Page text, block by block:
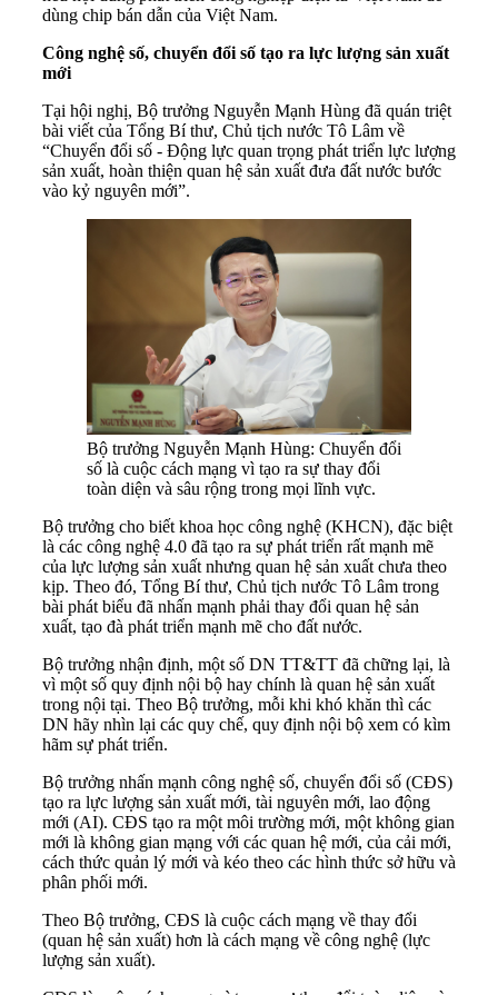
dùng chip bán dẫn của Việt Nam.
Công nghệ số, chuyển đổi số tạo ra lực lượng sản xuất
mới
Tại hội nghị, Bộ trưởng Nguyễn Mạnh Hùng đã quán triệt
bài viết của Tổng Bí thư, Chủ tịch nước Tô Lâm về
“Chuyển đổi số - Động lực quan trọng phát triển lực lượng
sản xuất, hoàn thiện quan hệ sản xuất đưa đất nước bước
vào kỷ nguyên mới”.
Bộ trưởng Nguyễn Mạnh Hùng: Chuyển đổi
số là cuộc cách mạng vì tạo ra sự thay đổi
toàn diện và sâu rộng trong mọi lĩnh vực.
Bộ trưởng cho biết khoa học công nghệ (KHCN), đặc biệt
là các công nghệ 4.0 đã tạo ra sự phát triển rất mạnh mẽ
của lực lượng sản xuất nhưng quan hệ sản xuất chưa theo
kịp. Theo đó, Tổng Bí thư, Chủ tịch nước Tô Lâm trong
bài phát biểu đã nhấn mạnh phải thay đổi quan hệ sản
xuất, tạo đà phát triển mạnh mẽ cho đất nước.
Bộ trưởng nhận định, một số DN TT&TT đã chững lại, là
vì một số quy định nội bộ hay chính là quan hệ sản xuất
trong nội tại. Theo Bộ trưởng, mỗi khi khó khăn thì các
DN hãy nhìn lại các quy chế, quy định nội bộ xem có kìm
hãm sự phát triển.
Bộ trưởng nhấn mạnh công nghệ số, chuyển đổi số (CĐS)
tạo ra lực lượng sản xuất mới, tài nguyên mới, lao động
mới (AI). CĐS tạo ra một môi trường mới, một không gian
mới là không gian mạng với các quan hệ mới, của cải mới,
cách thức quản lý mới và kéo theo các hình thức sở hữu và
phân phối mới.
Theo Bộ trưởng, CĐS là cuộc cách mạng về thay đổi
(quan hệ sản xuất) hơn là cách mạng về công nghệ (lực
lượng sản xuất).